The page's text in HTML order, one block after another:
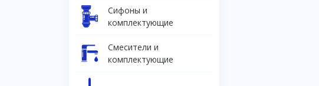
Сифоны и
комплектующие
Смесители и
комплектующие